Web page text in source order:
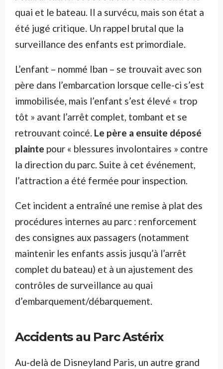
quai et le bateau. Il a survécu, mais son état a
été jugé critique. Un rappel brutal que la
surveillance des enfants est primordiale.
L’enfant – nommé Iban – se trouvait avec son
père dans l’embarcation lorsque celle-ci s’est
immobilisée, mais l’enfant s’est élevé « trop
tôt » avant l’arrêt complet, tombant et se
retrouvant coincé. Le père a ensuite déposé
plainte pour « blessures involontaires » contre
la direction du parc. Suite à cet événement,
l’attraction a été fermée pour inspection.
Cet incident a entraîné une remise à plat des
procédures internes au parc : renforcement
des consignes aux passagers (notamment
maintenir les enfants assis jusqu’à l’arrêt
complet du bateau) et à un ajustement des
contrôles de surveillance au quai
d’embarquement/débarquement.
Accidents au Parc Astérix
Au-delà de Disneyland Paris, un autre grand